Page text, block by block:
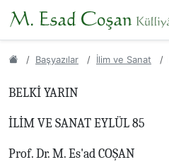
Başyazılar İlim ve Sanat
BELKİ YARIN
İLİM VE SANAT EYLÜL 85
Prof. Dr. M. Es'ad COŞAN